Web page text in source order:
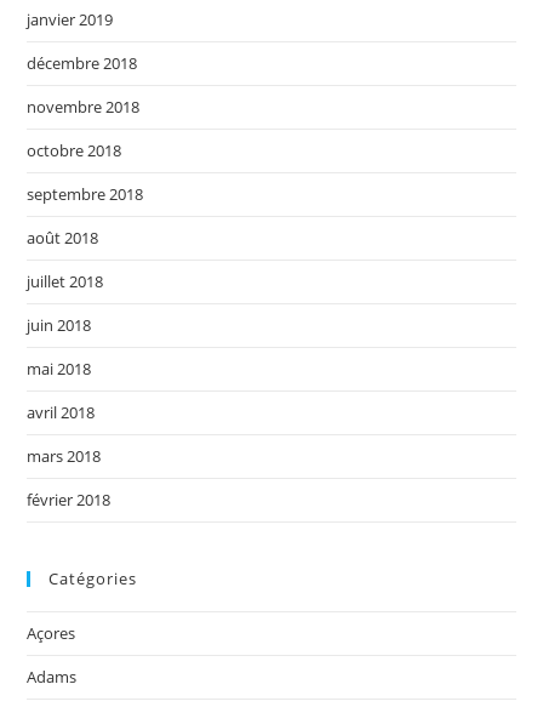
janvier 2019
décembre 2018
novembre 2018
octobre 2018
septembre 2018
août 2018
juillet 2018
juin 2018
mai 2018
avril 2018
mars 2018
février 2018
Catégories
Açores
Adams